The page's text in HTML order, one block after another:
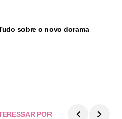
sobre o novo dorama
POR